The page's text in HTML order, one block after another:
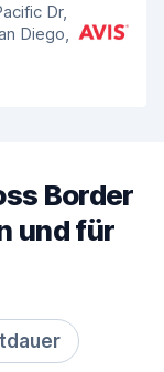
Dr,
Diego,
Border
und für